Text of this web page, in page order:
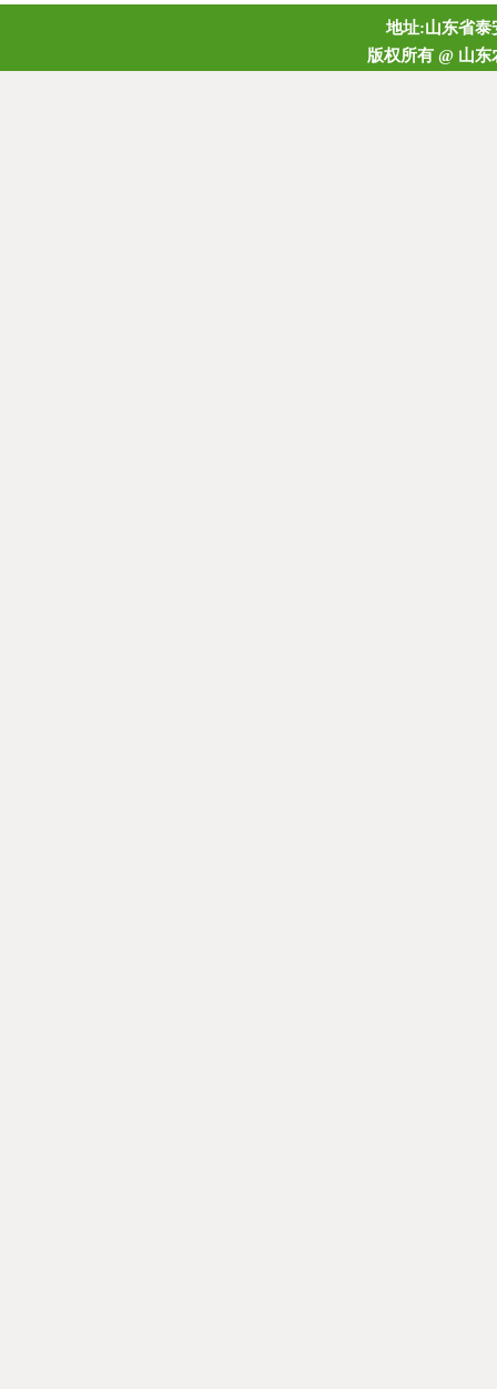
地址:山东省泰
版权所有 @ 山